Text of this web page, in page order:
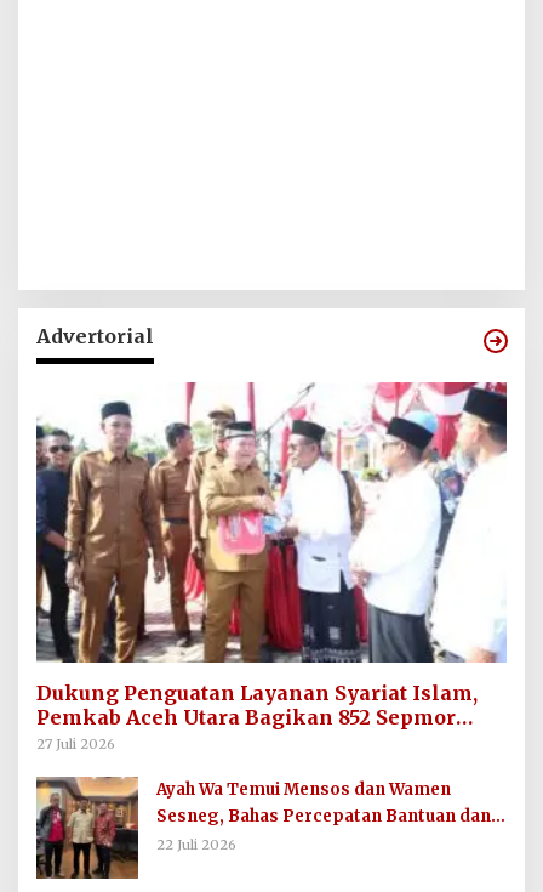
Advertorial
Dukung Penguatan Layanan Syariat Islam,
Pemkab Aceh Utara Bagikan 852 Sepmor
untuk Imum Gampong
27 Juli 2026
Ayah Wa Temui Mensos dan Wamen
Sesneg, Bahas Percepatan Bantuan dan
Dana Direktif Presiden
22 Juli 2026